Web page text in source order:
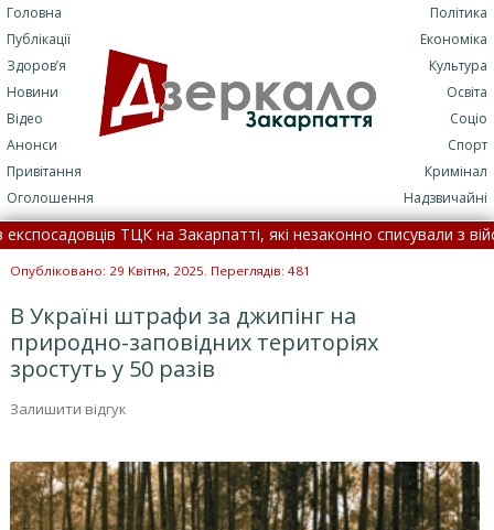
Головна
Публікації
Здоров’я
Новини
Відео
Анонси
Привітання
Оголошення
Політика
Економіка
Культура
Освіта
Соціо
Спорт
Кримінал
Надзвичайні
ТЦК на Закарпатті, які незаконно списували з
смертельна ДТП: подробиці трагедії (+ФОТО)• 7
Опубліковано: 29 Квітня, 2025. Переглядів: 481
В Україні штрафи за джипінг на
природно-заповідних територіях
зростуть у 50 разів
Залишити відгук